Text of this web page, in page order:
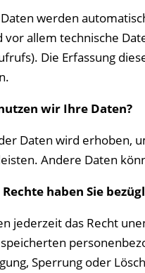
werden
vor allem technische
Die Erfassung
wir Ihre Daten?
Daten wird erhoben,
Andere Daten
Rechte haben Sie
jederzeit das Recht
Sperrung oder